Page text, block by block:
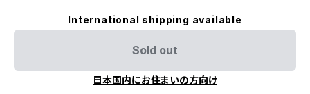
International shipping available
Sold out
日本国内にお住まいの方向け